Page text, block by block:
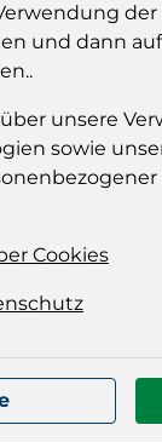
aus
und dann
unsere
sowie
Cookies